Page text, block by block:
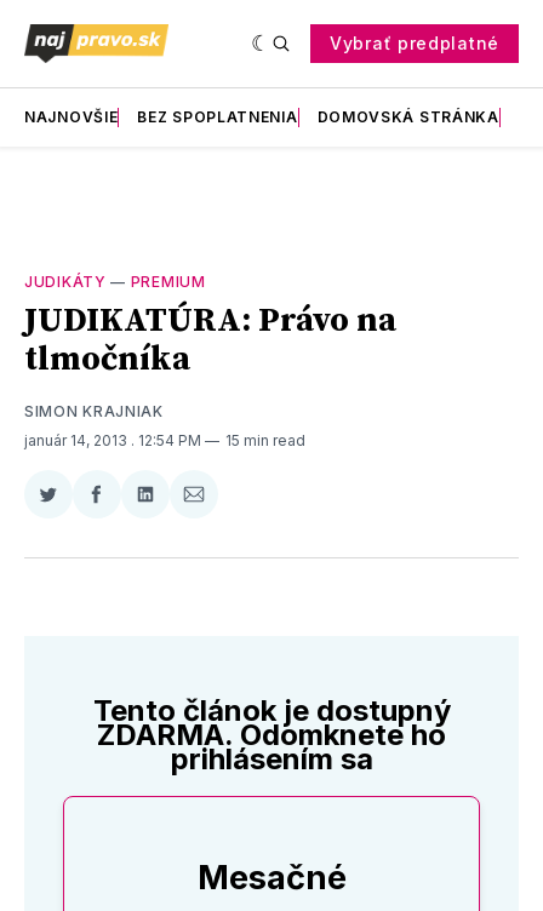
Vybrať predplatné
NAJNOVŠIE BEZ SPOPLATNENIA DOMOVSKÁ STRÁNKA
JUDIKÁTY — PREMIUM
JUDIKATÚRA: Právo na
tlmočníka
SIMON KRAJNIAK
január 14, 2013 . 12:54 PM 15 min read
Zdieľať
Twitter
Zdieľať
Facebooku
Zdieľať
LinkedIne
Zdieľať
E-
Tento článok je dostupný
ZDARMA. Odomknete ho
prihlásením sa
Mesačné